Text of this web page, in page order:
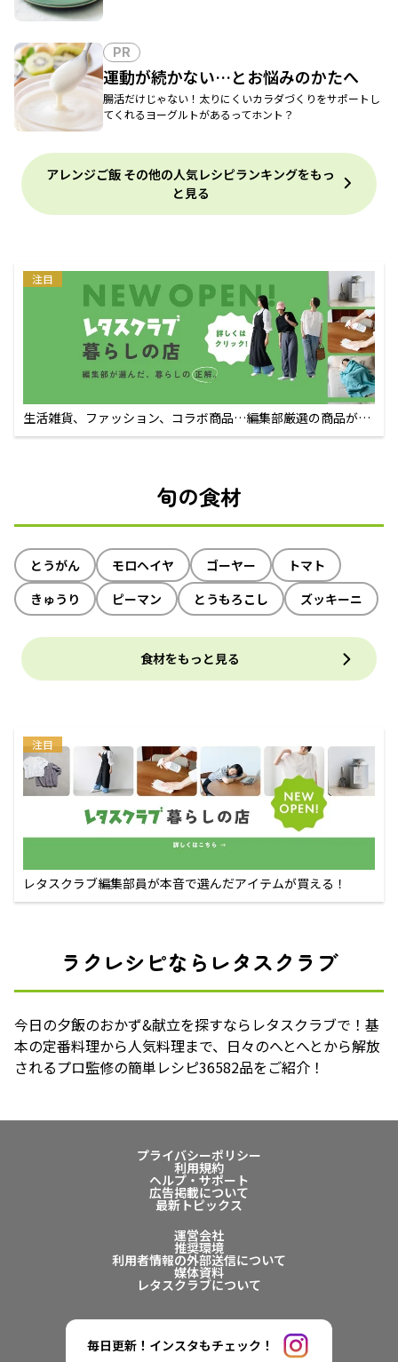
PR
運動が続かない…とお悩みのかたへ
腸活だけじゃない！太りにくいカラダづくりをサポートし
てくれるヨーグルトがあるってホント？
アレンジご飯 その他の人気レシピランキングをもっ
と見る
注目
生活雑貨、ファッション、コラボ商品…編集部厳選の商品が買
えるECサイト
旬の食材
とうがん モロヘイヤ ゴーヤー
トマト
きゅうり
ピーマン とうもろこし ズッキーニ
食材をもっと見る
注目
レタスクラブ編集部員が本音で選んだアイテムが買える！
ラクレシピならレタスクラブ
今日の夕飯のおかず&献立を探すならレタスクラブで！基
本の定番料理から人気料理まで、日々のへとへとから解放
されるプロ監修の簡単レシピ36582品をご紹介！
プライバシーポリシー
利用規約
ヘルプ・サポート
広告掲載について
最新トピックス
運営会社
推奨環境
利用者情報の外部送信について
媒体資料
レタスクラブについて
毎日更新！インスタもチェック！